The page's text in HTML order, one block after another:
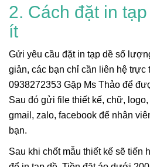
2. Cách đặt in
ít
Gửi yêu cầu đặt in tạp dề số
giản, các bạn chỉ cần liên hệ trực
0938272353 Gặp Ms Thảo để
Sau đó gửi file thiết kế, chữ,
gmail, zalo, facebook để nhân
bạn.
Sau khi chốt mẫu thiết kế sẽ tiến